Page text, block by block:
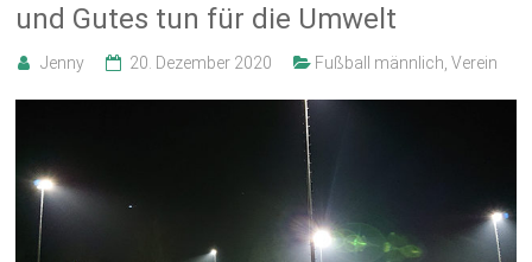
und Gutes tun für die Umwelt
Jenny 20. Dezember 2020 Fußball männlich Verein